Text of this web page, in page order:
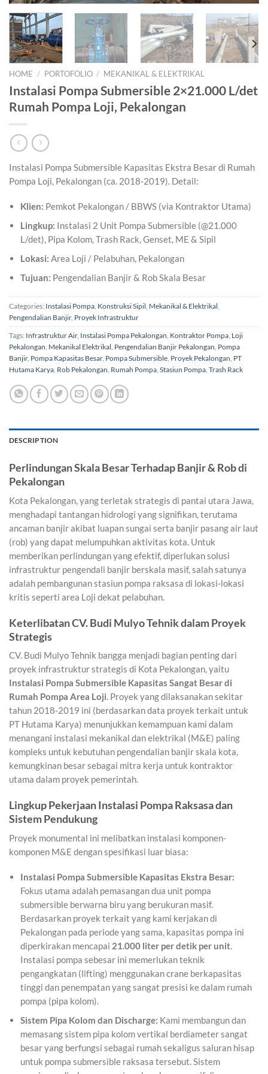
HOME / PORTOFOLIO / MEKANIKAL & ELEKTRIKAL
Instalasi Pompa Submersible 2×21.000 L/det
Rumah Pompa Loji, Pekalongan
Instalasi Pompa Submersible Kapasitas Ekstra Besar di Rumah
Pompa Loji, Pekalongan (ca. 2018-2019). Detail:
Klien: Pemkot Pekalongan / BBWS (via Kontraktor Utama)
Lingkup: Instalasi 2 Unit Pompa Submersible (@21.000
L/det), Pipa Kolom, Trash Rack, Genset, ME & Sipil
Lokasi: Area Loji / Pelabuhan, Pekalongan
Tujuan: Pengendalian Banjir & Rob Skala Besar
Categories: Instalasi Pompa Konstruksi Sipil Mekanikal & Elektrikal
Pengendalian Banjir, Proyek Infrastruktur
Tags: Infrastruktur Air, Instalasi Pompa Pekalongan Kontraktor Pompa Loji
Pekalongan Mekanikal Elektrikal Pengendalian Banjir Pekalongan Pompa
Banjir, Pompa Kapasitas Besar, Pompa Submersible Proyek Pekalongan PT
Hutama Karya Rob Pekalongan Rumah Pompa Stasiun Pompa Trash Rack
DESCRIPTION
Perlindungan Skala Besar Terhadap Banjir & Rob di
Pekalongan
Kota Pekalongan, yang terletak strategis di pantai utara Jawa,
menghadapi tantangan hidrologi yang signifikan, terutama
ancaman banjir akibat luapan sungai serta banjir pasang air laut
(rob) yang dapat melumpuhkan aktivitas kota. Untuk
memberikan perlindungan yang efektif, diperlukan solusi
infrastruktur pengendali banjir berskala masif, salah satunya
adalah pembangunan stasiun pompa raksasa di lokasi-lokasi
kritis seperti area Loji dekat pelabuhan.
Keterlibatan CV. Budi Mulyo Tehnik dalam Proyek
Strategis
CV. Budi Mulyo Tehnik bangga menjadi bagian penting dari
proyek infrastruktur strategis di Kota Pekalongan, yaitu
Instalasi Pompa Submersible Kapasitas Sangat Besar di
Rumah Pompa Area Loji. Proyek yang dilaksanakan sekitar
tahun 2018-2019 ini (berdasarkan data proyek terkait untuk
PT Hutama Karya) menunjukkan kemampuan kami dalam
menangani instalasi mekanikal dan elektrikal (M&E) paling
kompleks untuk kebutuhan pengendalian banjir skala kota,
kemungkinan besar sebagai mitra kerja untuk kontraktor
utama dalam proyek pemerintah.
Lingkup Pekerjaan Instalasi Pompa Raksasa dan
Sistem Pendukung
Proyek monumental ini melibatkan instalasi komponen-
komponen M&E dengan spesifikasi luar biasa:
Instalasi Pompa Submersible Kapasitas Ekstra Besar:
Fokus utama adalah pemasangan dua unit pompa
submersible berwarna biru yang berukuran masif.
Berdasarkan proyek terkait yang kami kerjakan di
Pekalongan pada periode yang sama, kapasitas pompa ini
diperkirakan mencapai 21.000 liter per detik per unit.
Instalasi pompa sebesar ini memerlukan teknik
pengangkatan (lifting) menggunakan crane berkapasitas
tinggi dan penempatan yang sangat presisi ke dalam rumah
pompa (pipa kolom).
Sistem Pipa Kolom dan Discharge: Kami membangun dan
memasang sistem pipa kolom vertikal berdiameter sangat
besar yang berfungsi sebagai rumah sekaligus saluran hisap
untuk pompa submersible raksasa tersebut. Sistem